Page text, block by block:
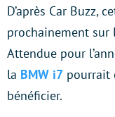
D’après Car Buzz,
prochainement sur
Attendue pour
la BMW i7 pourrait
bénéficier.